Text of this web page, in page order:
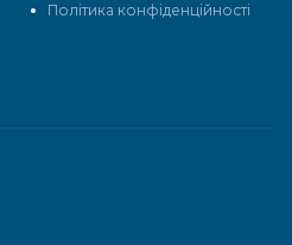
Політика конфіденційності